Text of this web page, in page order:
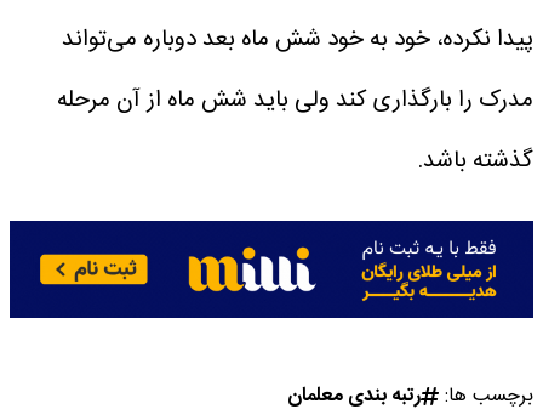
پیدا نکرده، خود به خود شش ماه بعد دوباره می‌تواند
مدرک را بارگذاری کند ولی باید شش ماه از آن مرحله
گذشته باشد.
برچسب ها: رتبه بندی معلمان